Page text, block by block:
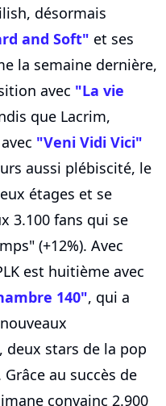
désormais
and Soft" et ses
la semaine dernière,
avec "La vie
que Lacrim,
"Veni Vidi Vici"
aussi plébiscité, le
étages et se
3.100 fans qui se
(+12%). Avec
est huitième avec
140", qui a
deux stars de la pop
au succès de
convainc 2.900